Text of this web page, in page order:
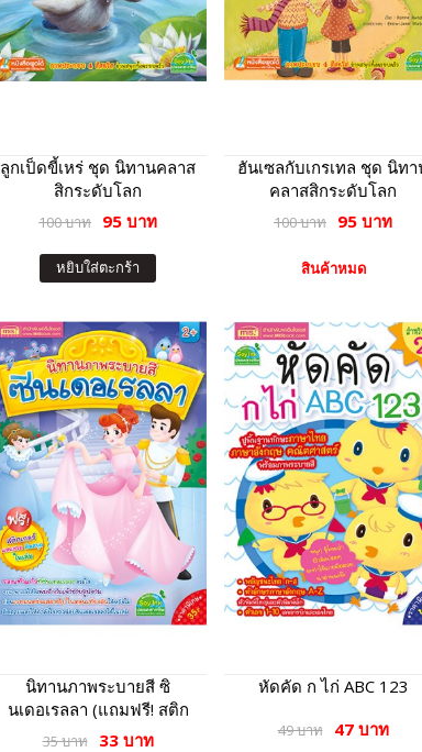
ลูกเป็ดขี้เหร่ ชุด นิทานคลาส
สิกระดับโลก
100 บาท 95 บาท
หยิบใส่ตะกร้า
ฮันเซลกับเกรเทล ชุด นิท
คลาสสิกระดับโลก
100 บาท 95 บาท
สินค้าหมด
นิทานภาพระบายสี ซิ
นเดอเรลลา (แถมฟรี! สติก
เกอร์)
35 บาท 33 บาท
หัดคัด ก ไก่ ABC 123
49 บาท 47 บาท